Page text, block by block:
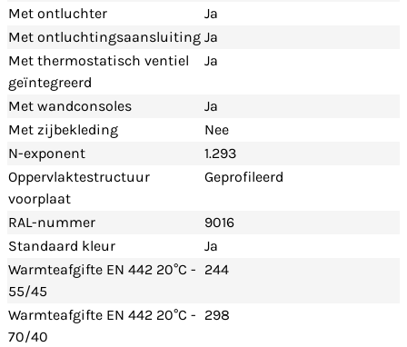
Met ontluchter
Ja
Met ontluchtingsaansluiting Ja
Met thermostatisch ventiel
geïntegreerd
Ja
Met wandconsoles
Ja
Met zijbekleding
Nee
N-exponent
1.293
Oppervlaktestructuur
voorplaat
Geprofileerd
RAL-nummer
9016
Standaard kleur
Ja
Warmteafgifte EN 442 20°C -
55/45
244
Warmteafgifte EN 442 20°C -
70/40
298